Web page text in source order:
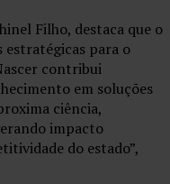
Filho, destaca que o
para o
contribui
em soluções
ciência,
impacto
do estado”,